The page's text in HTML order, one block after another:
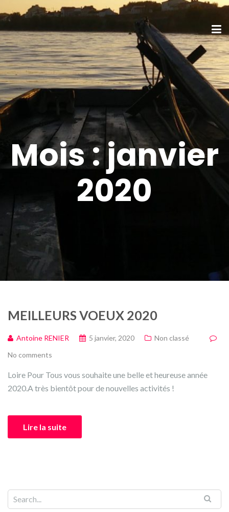
Mois :janvier
2020
MEILLEURS VOEUX 2020
Antoine RENIER 5 janvier, 2020
Non classé
No comments
Loire Pour Tous vous souhaite une belle et heureuse année
2020.A très bientôt pour de nouvelles activités !
Lire la suite